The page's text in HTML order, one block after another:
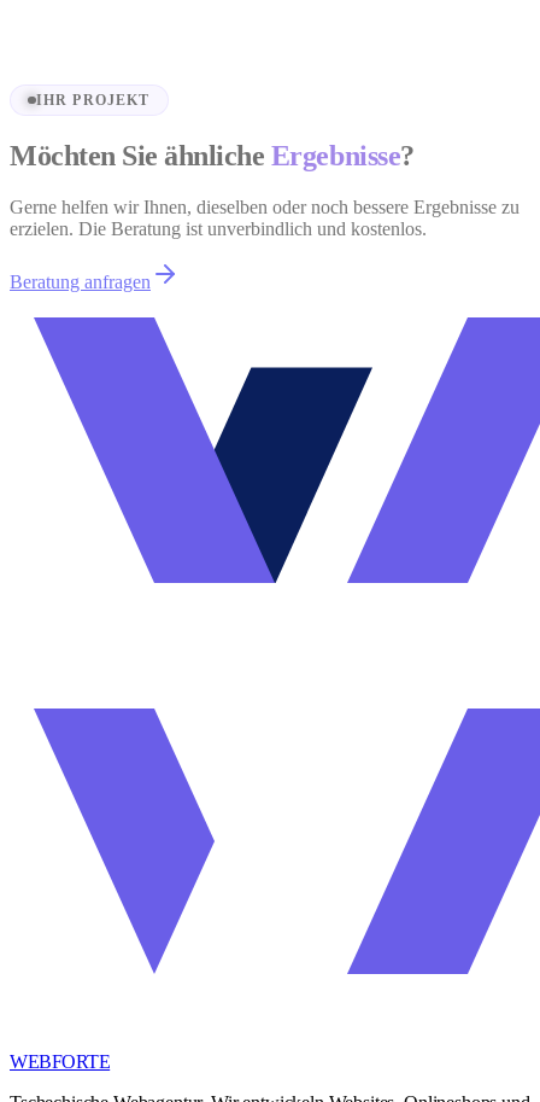
IHR PROJEKT
Möchten Sie ähnliche Ergebnisse?
Gerne helfen wir Ihnen, dieselben oder noch bessere Ergebnisse zu
erzielen. Die Beratung ist unverbindlich und kostenlos.
Beratung anfragen
WEBFORTE